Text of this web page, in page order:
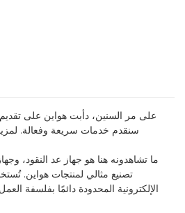
على مر السنين، دأبت هواين على تقديم
سنقدم خدمات سريعة وفعالة.
ما تشاهدونه هنا هو جهاز عد النقود،
تصنيع مثالي لمنتجات هواين.
الإلكترونية المحدودة دائمًا بفلسفة